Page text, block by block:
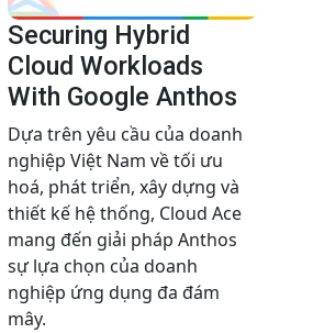
Securing Hybrid
Cloud Workloads
With Google Anthos
Dựa trên yêu cầu của doanh
nghiệp Việt Nam về tối ưu
hoá, phát triển, xây dựng và
thiết kế hệ thống, Cloud Ace
mang đến giải pháp Anthos
sự lựa chọn của doanh
nghiệp ứng dụng đa đám
mây.